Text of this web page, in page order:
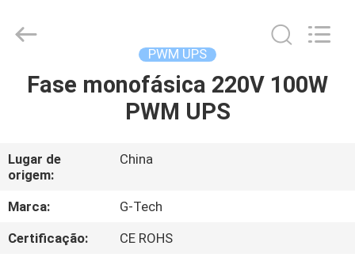
PARA
PRODUTOS
SOBRE
NÓS
POWER
GROUP.
Reserved.
PWM UPS
Fase monofásica 220V 100W
PWM UPS
Lugar de
origem:
China
Marca:
G-Tech
Certificação:
CE ROHS